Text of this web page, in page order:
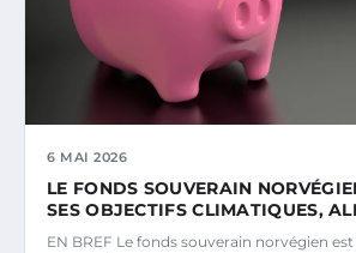
6 MAI 2026
LE FONDS SOUVERAIN
SES OBJECTIFS CLIMATIQUES,
EN BREF Le fonds souverain norvégien